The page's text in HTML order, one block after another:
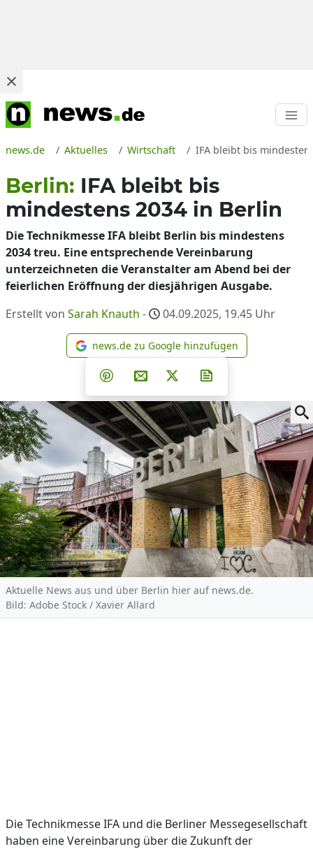
news.de Aktuelles Wirtschaft IFA bleibt bis
Berlin: IFA bleibt bis
mindestens 2034 in Berlin
Die Technikmesse IFA bleibt Berlin bis mindestens
2034 treu. Eine entsprechende Vereinbarung
unterzeichneten die Veranstalter am Abend bei der
feierlichen Eröffnung der diesjährigen Ausgabe.
Erstellt von Sarah Knauth - 04.09.2025, 19.45 Uhr
news.de zu Google
news.de zu Google hinzufügen
Teilen auf Facebook
Teilen auf Whatsapp
Teilen auf Telegram
Teilen auf Pinterest
Per E-Mail teilen
Post auf X
Aktuelle News aus und über Berlin hier auf news.de.
Bild: Adobe Stock / Xavier Allard
Die Technikmesse IFA und die Berliner Messegesellschaft
haben eine Vereinbarung über die Zukunft der